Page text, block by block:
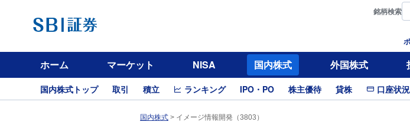
銘柄検索
ホーム マーケット NISA 国内株式 外国株式
国内株式トップ 取引 積立 ランキング IPO・PO 株主優待 貸株 口座状況
国内株式 > イメージ情報開発（3803）